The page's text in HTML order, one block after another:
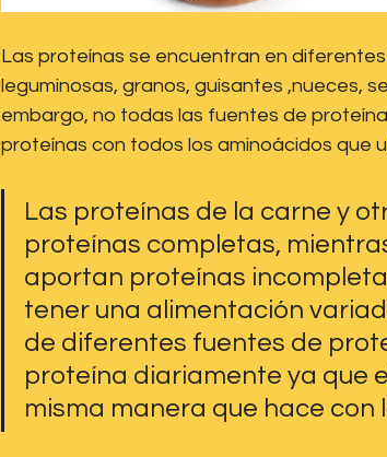
Las proteínas se encuentran en
leguminosas, granos, guisantes ,nueces,
embargo, no todas las fuentes de
proteínas con todos los aminoácidos que
Las proteínas de la carne y
proteínas completas,
aportan proteínas
tener una alimentación
de diferentes fuentes de
proteína diariamente ya que
misma manera que hace